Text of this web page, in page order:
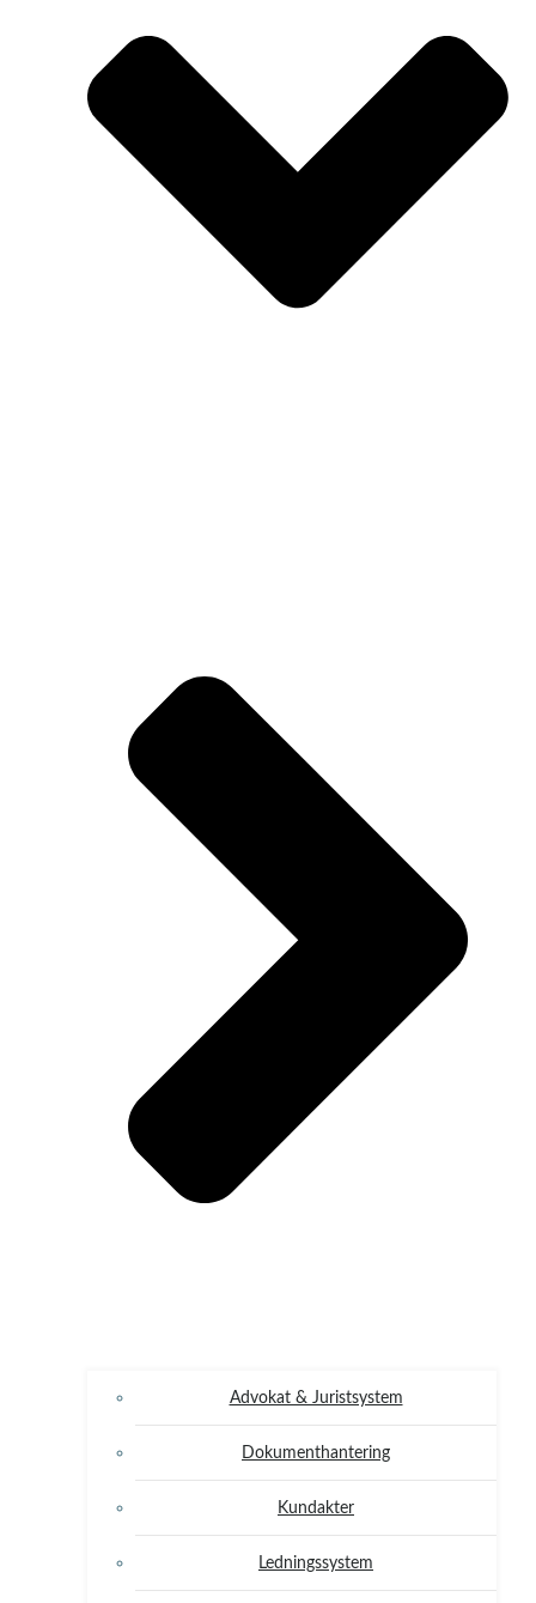
Advokat & Juristsystem
Dokumenthantering
Kundakter
Ledningssystem